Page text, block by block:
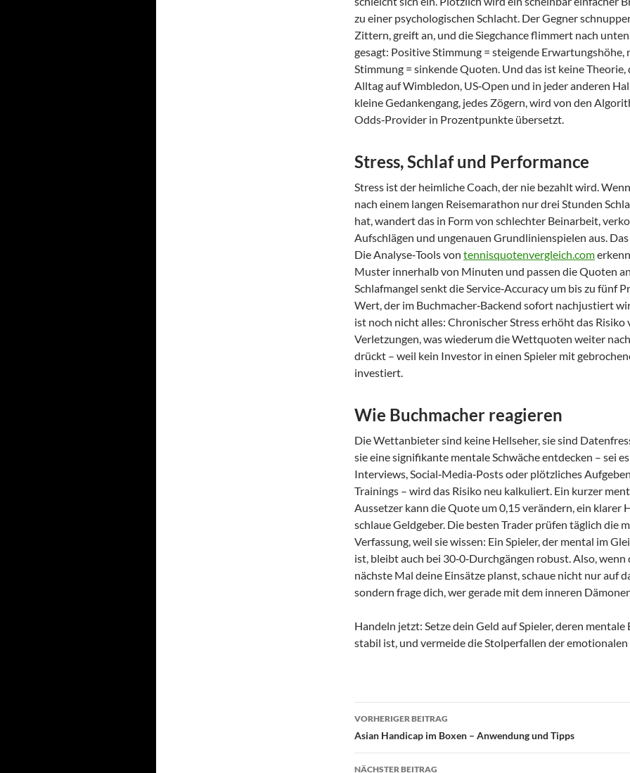
zu einer psychologischen Schlacht. Der Gegner
Zittern, greift an, und die Siegchance flimmert nach
gesagt: Positive Stimmung = steigende Erwartungshöhe,
Stimmung = sinkende Quoten. Und das ist keine Theorie,
Alltag auf Wimbledon, US‑Open und in jeder anderen
kleine Gedankengang, jedes Zögern, wird von den
Odds‑Provider in Prozentpunkte übersetzt.
Stress, Schlaf und Performance
Stress ist der heimliche Coach, der nie bezahlt wird.
nach einem langen Reisemarathon nur drei Stunden
hat, wandert das in Form von schlechter Beinarbeit,
Aufschlägen und ungenauen Grundlinienspielen aus.
Die Analyse‑Tools von tennisquotenvergleich.com
Muster innerhalb von Minuten und passen die Quoten
Schlafmangel senkt die Service‑Accuracy um bis zu fünf
Wert, der im Buchmacher‑Backend sofort nachjustiert
ist noch nicht alles: Chronischer Stress erhöht das Risiko
Verletzungen, was wiederum die Wettquoten weiter
drückt – weil kein Investor in einen Spieler mit
investiert.
Wie Buchmacher reagieren
Die Wettanbieter sind keine Hellseher, sie sind
sie eine signifikante mentale Schwäche entdecken – sei
Interviews, Social‑Media‑Posts oder plötzliches
Trainings – wird das Risiko neu kalkuliert. Ein kurzer
Aussetzer kann die Quote um 0,15 verändern, ein klarer
schlaue Geldgeber. Die besten Trader prüfen täglich die
Verfassung, weil sie wissen: Ein Spieler, der mental im
ist, bleibt auch bei 30‑0‑Durchgängen robust. Also, wenn
nächste Mal deine Einsätze planst, schaue nicht nur auf
sondern frage dich, wer gerade mit dem inneren
Handeln jetzt: Setze dein Geld auf Spieler, deren mentale
stabil ist, und vermeide die Stolperfallen der
Beitragsnavigation
VORHERIGER BEITRAG
Asian Handicap im Boxen – Anwendung und Tipps
NÄCHSTER BEITRAG